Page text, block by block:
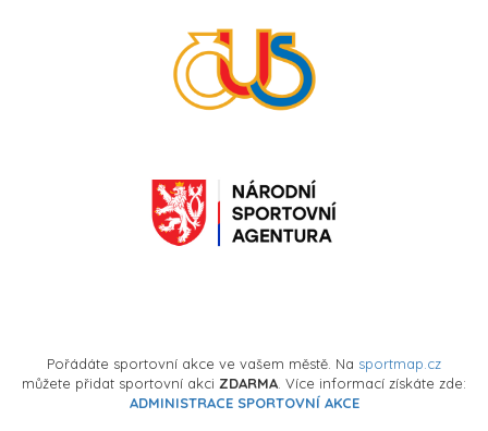
Pořádáte sportovní akce ve vašem městě. Na sportmap.cz
můžete přidat sportovní akci ZDARMA . Více informací získáte zde:
ADMINISTRACE SPORTOVNÍ AKCE